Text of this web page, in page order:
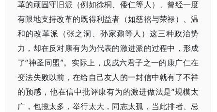
革的顽固守旧派（例如徐桐、倭仁等人）、曾经一度
有限地支持改革的既得利益者（如慈禧与荣禄）、温
和的改革派（张之洞、孙家鼐等人）这三种政治势
力，却在反对康有为为代表的激进派的过程中，形成
了“神圣同盟”。实际上，戊戌六君子之一的康广仁在
变法失败以前，在给自己友人的一封信中就有了不祥
的预感，他在信中批评康有为的激进做法是“规模太
广，包揽太多，举行太大，同志太孤，当此排者、忌